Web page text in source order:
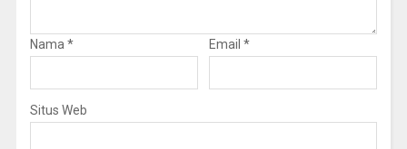
Nama * Email *
Situs Web